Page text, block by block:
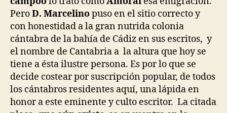
PeroD. Marcelinopuso en el sitio correcto y
con honestidad a la gran nutrida colonia
cántabra de la bahía de Cádiz en sus escritos, y
el nombre de Cantabria a la altura que hoy se
tiene a ésta ilustre persona. Es por lo que se
decide costear por suscripción popular, de todos
los cántabros residentes aquí, una lápida en
honor a este eminente y culto escritor. La citada